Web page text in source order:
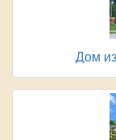
Дом